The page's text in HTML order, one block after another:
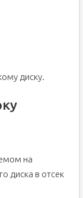
диску.
на
диска в отсек